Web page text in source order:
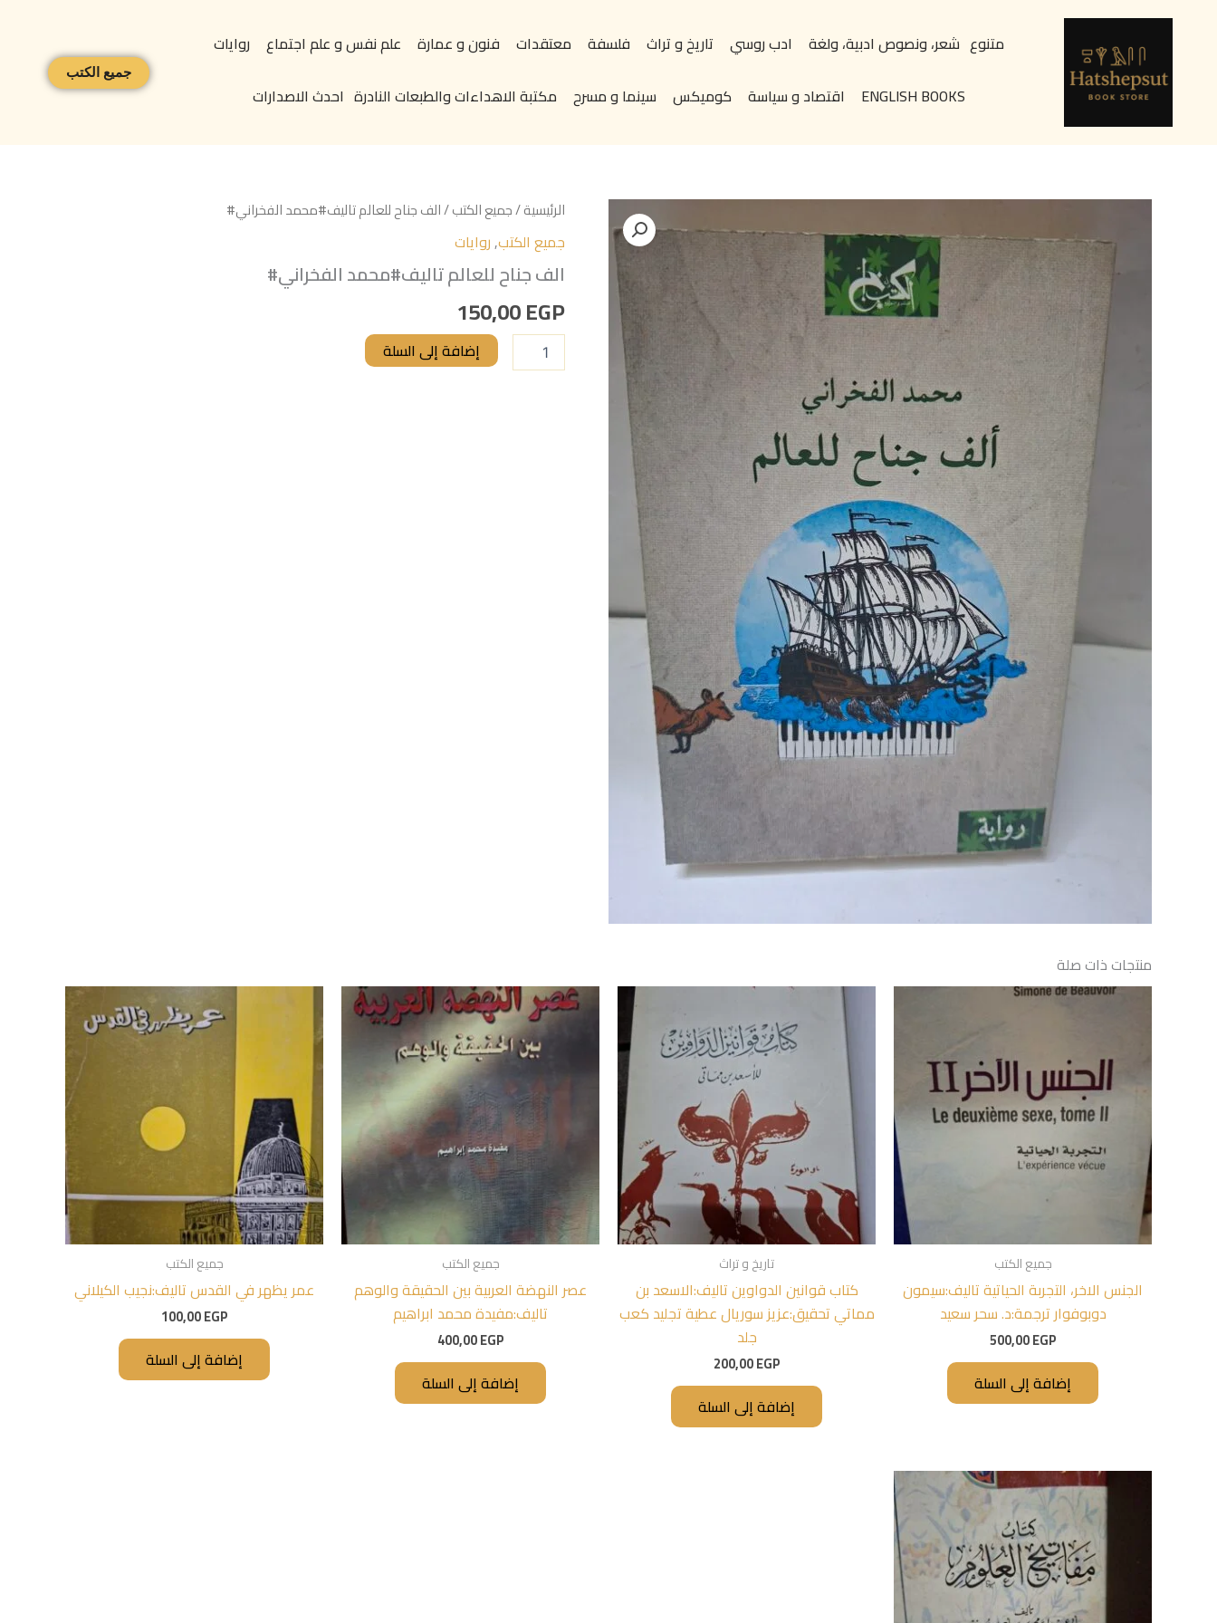
content
متنوع شعر، ونصوص ادبية، ولغة ادب روسي تاريخ و تراث فلسفة معتقدات فنون و عمارة علم نفس و علم اجتماع
روايات
ENGLISH BOOKS
اقتصاد و سياسة كوميكس سينما و مسرح مكتبة الاهداءات والطبعات النادرة احدث الاصدارات
جميع الكتب
الرئيسية/جميع الكتب/ الف جناح للعالم تاليف#محمد الفخراني#
جميع الكتب,روايات
الف جناح للعالم تاليف#محمد الفخراني#
150,00EGP
كمية
الف
جناح
تاليف#محمد
إضافة إلى السلة
منتجات ذات صلة
جميع الكتب
الجنس الاخر، التجربة الحياتية تاليف:سيمون
دوبوفوار ترجمة:د. سحر سعيد
500,00EGP
إضافة إلى السلة
تاريخ و تراث
كتاب قوانين الدواوين تاليف:الاسعد بن
مماتي تحقيق:عزيز سوريال عطية تجليد كعب
جلد
200,00EGP
إضافة إلى السلة
جميع الكتب
عصر النهضة العربية بين الحقيقة والوهم
تاليف:مفيدة محمد ابراهيم
400,00EGP
إضافة إلى السلة
جميع الكتب
عمر يظهر في القدس تاليف:نجيب الكيلاني
100,00EGP
إضافة إلى السلة